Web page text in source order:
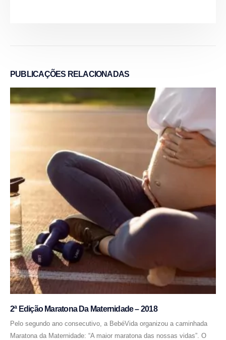
PUBLICAÇÕES RELACIONADAS
2ª Edição Maratona Da Maternidade – 2018
Pelo segundo ano consecutivo, a BebéVida organizou a caminhada
Maratona da Maternidade: “A maior maratona das nossas vidas”. O